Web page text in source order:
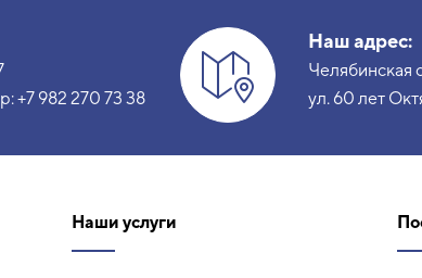
+7 982 270 73 38
Наш адрес:
Челябинская
ул. 60 лет
Наши услуги